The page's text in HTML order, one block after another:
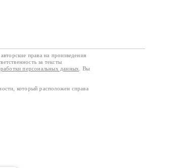
авторские права на произведения
за тексты
персональных данных
. Вы
который расположен справа